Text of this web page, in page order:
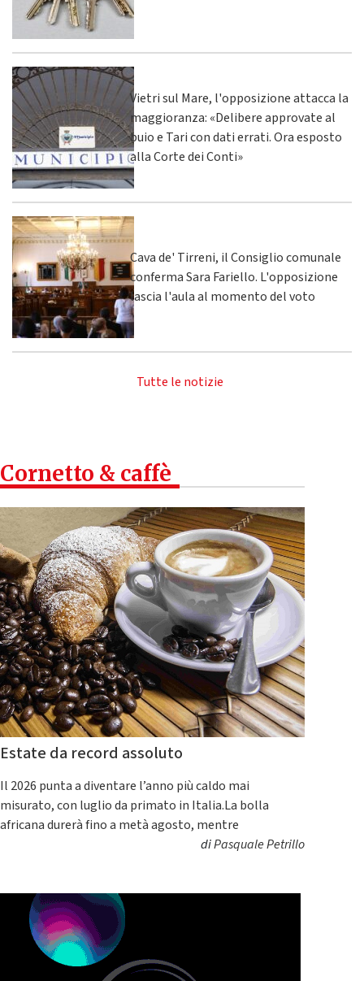
Vietri sul Mare, l'opposizione attacca la
maggioranza: «Delibere approvate al
buio e Tari con dati errati. Ora esposto
alla Corte dei Conti»
Cava de' Tirreni, il Consiglio comunale
conferma Sara Fariello. L'opposizione
lascia l'aula al momento del voto
Tutte le notizie
Cornetto & caffè
Estate da record assoluto
Il 2026 punta a diventare l’anno più caldo mai
misurato, con luglio da primato in Italia.La bolla
africana durerà fino a metà agosto, mentre
diPasquale Petrillo